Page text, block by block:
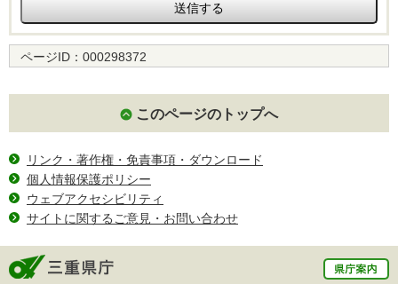
ページID： 000298372
このページのトップへ
リンク・著作権・免責事項・ダウンロード
個人情報保護ポリシー
ウェブアクセシビリティ
サイトに関するご意見・お問い合わせ